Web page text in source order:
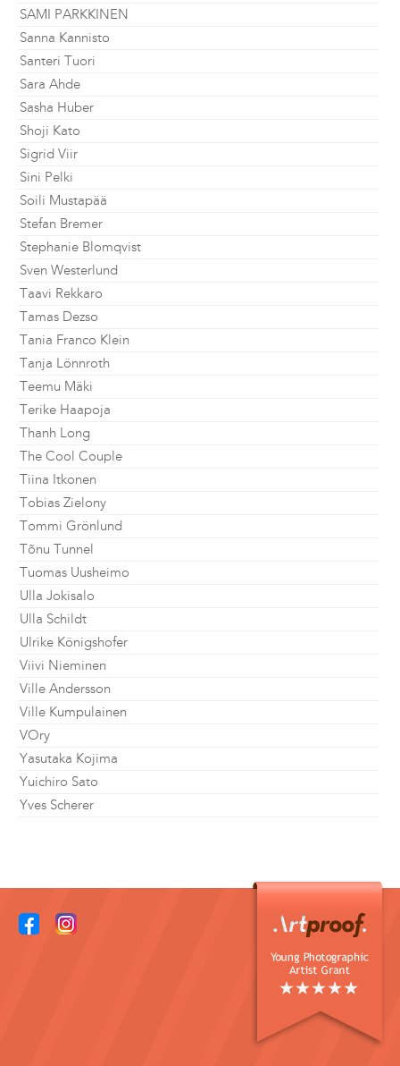
SAMI PARKKINEN
Sanna Kannisto
Santeri Tuori
Sara Ahde
Sasha Huber
Shoji Kato
Sigrid Viir
Sini Pelki
Soili Mustapää
Stefan Bremer
Stephanie Blomqvist
Sven Westerlund
Taavi Rekkaro
Tamas Dezso
Tania Franco Klein
Tanja Lönnroth
Teemu Mäki
Terike Haapoja
Thanh Long
The Cool Couple
Tiina Itkonen
Tobias Zielony
Tommi Grönlund
Tõnu Tunnel
Tuomas Uusheimo
Ulla Jokisalo
Ulla Schildt
Ulrike Königshofer
Viivi Nieminen
Ville Andersson
Ville Kumpulainen
VOry
Yasutaka Kojima
Yuichiro Sato
Yves Scherer